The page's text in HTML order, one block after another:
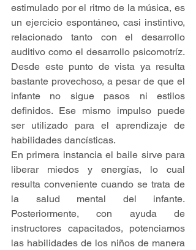
estimulado por el ritmo de la música, es
un ejercicio espontáneo, casi instintivo,
relacionado tanto con el desarrollo
auditivo como el desarrollo psicomotríz.
Desde este punto de vista ya resulta
bastante provechoso, a pesar de que el
infante no sigue pasos ni estilos
definidos. Ese mismo impulso puede
ser utilizado para el aprendizaje de
habilidades dancísticas.
En primera instancia el baile sirve para
liberar miedos y energías, lo cual
resulta conveniente cuando se trata de
la salud mental del infante.
Posteriormente, con ayuda de
instructores capacitados, potenciamos
las habilidades de los niños de manera